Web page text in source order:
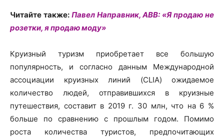
Читайте также: Павел Направник, АВВ: «Я продаю не
розетки, я продаю моду»
Круизный туризм приобретает все большую
популярность, и согласно данным Международной
ассоциации круизных линий (CLIA) ожидаемое
количество людей, отправившихся в круизные
путешествия, составит в 2019 г. 30 млн, что на 6 %
больше по сравнению с прошлым годом. Помимо
роста количества туристов, предпочитающих